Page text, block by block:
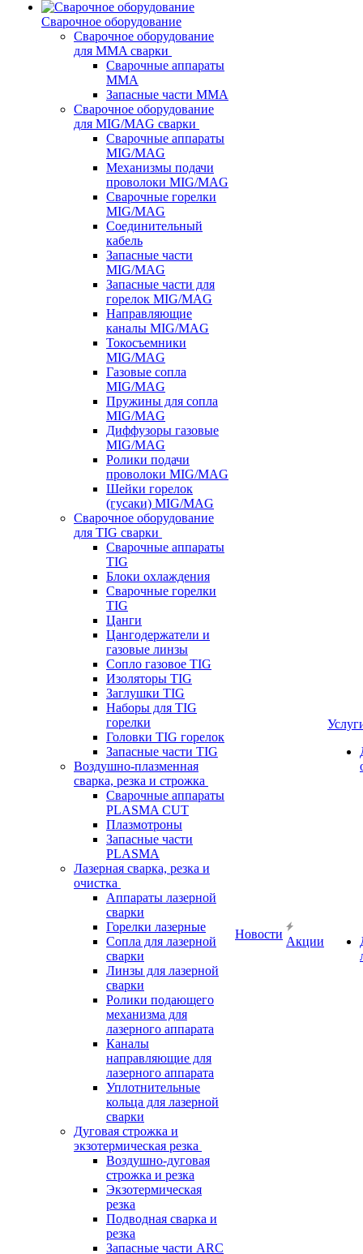
Сварочное оборудование
Сварочное оборудование
для MMA сварки
Сварочные аппараты
MMA
Запасные части MMA
Сварочное оборудование
для MIG/MAG сварки
Сварочные аппараты
MIG/MAG
Механизмы подачи
проволоки MIG/MAG
Сварочные горелки
MIG/MAG
Соединительный
кабель
Запасные части
MIG/MAG
Запасные части для
горелок MIG/MAG
Направляющие
каналы MIG/MAG
Токосъемники
MIG/MAG
Газовые сопла
MIG/MAG
Пружины для сопла
MIG/MAG
Диффузоры газовые
MIG/MAG
Ролики подачи
проволоки MIG/MAG
Шейки горелок
(гусаки) MIG/MAG
Сварочное оборудование
для TIG сварки
Сварочные аппараты
TIG
Блоки охлаждения
Сварочные горелки
TIG
Цанги
Цангодержатели и
газовые линзы
Сопло газовое TIG
Изоляторы TIG
Заглушки TIG
Наборы для TIG
горелки
Головки TIG горелок
Запасные части TIG
Воздушно-плазменная
сварка, резка и строжка
Сварочные аппараты
PLASMA CUT
Плазмотроны
Запасные части
PLASMA
Лазерная сварка, резка и
очистка
Аппараты лазерной
сварки
Горелки лазерные
Сопла для лазерной
сварки
Линзы для лазерной
сварки
Ролики подающего
механизма для
лазерного аппарата
Каналы
направляющие для
лазерного аппарата
Уплотнительные
кольца для лазерной
сварки
Дуговая строжка и
экзотермическая резка
Воздушно-дуговая
строжка и резка
Экзотермическая
резка
Подводная сварка и
резка
Запасные части ARC
Новости
Акции